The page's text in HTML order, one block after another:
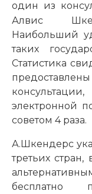
один из
Алвис
Наибольший
таких
Статистика
электронной
советом 4 раза.
А.Шкендерс
третьих
бесплатно